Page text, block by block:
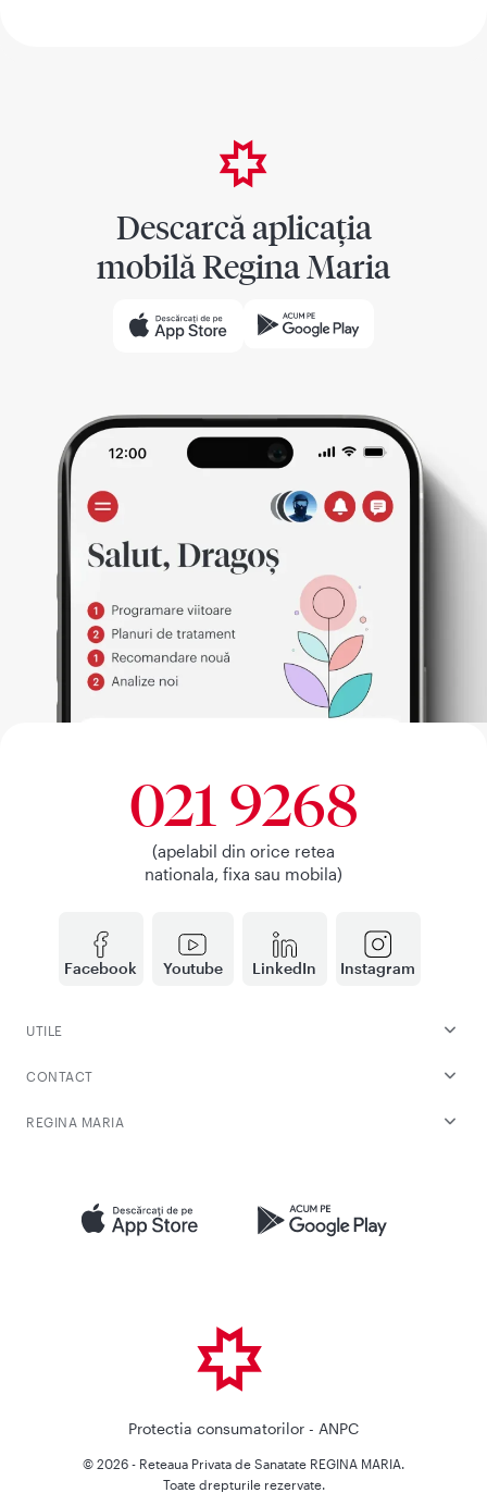
Descarcă aplicația
mobilă Regina Maria
Facebook Youtube LinkedIn Instagram
021 9268
(apelabil din orice retea
nationala, fixa sau mobila)
UTILE
CONTACT
REGINA MARIA
Protectia consumatorilor - ANPC
© 2026 - Reteaua Privata de Sanatate REGINA MARIA.
Toate drepturile rezervate.